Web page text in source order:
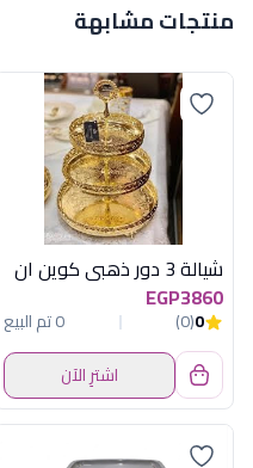
منتجات مشابهة
شيالة 3 دور ذهبى كوين ان
EGP3860
0
(0)
0 تم البيع
اشترِ الآن